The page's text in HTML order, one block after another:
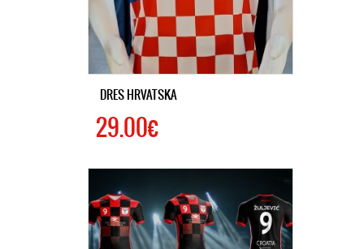
DRES HRVATSKA
29.00€